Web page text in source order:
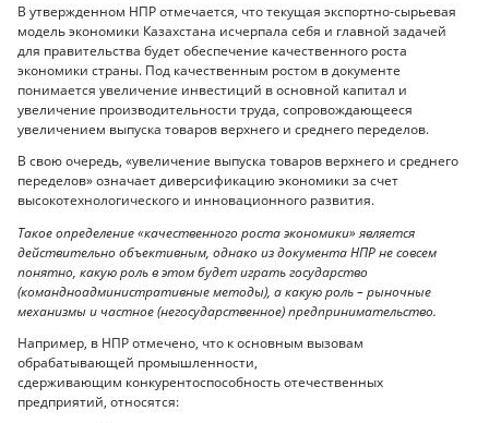
В утвержденном НПР отмечается, что текущая экспортно-сырьевая
модель экономики Казахстана исчерпала себя и главной задачей
для правительства будет обеспечение качественного роста
экономики страны. Под качественным ростом в документе
понимается увеличение инвестиций в основной капитал и
увеличение производительности труда, сопровождающееся
увеличением выпуска товаров верхнего и среднего переделов.
В свою очередь, «увеличение выпуска товаров верхнего и среднего
переделов» означает диверсификацию экономики за счет
высокотехнологического и инновационного развития.
Такое определение «качественного роста экономики» является
действительно объективным, однако из документа НПР не совсем
понятно, какую роль в этом будет играть государство
(командноадминистративные методы), а какую роль – рыночные
механизмы и частное (негосударственное) предпринимательство.
Например, в НПР отмечено, что к основным вызовам
обрабатывающей промышленности,
сдерживающим конкурентоспособность отечественных
предприятий, относятся: